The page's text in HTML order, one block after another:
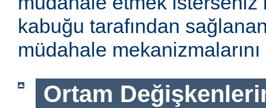
kabuğu tarafından
müdahale mekanizmalarını
Ortam